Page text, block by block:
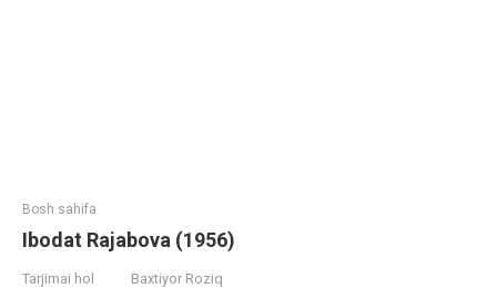
Bosh sahifa
Ibodat Rajabova (1956)
Tarjimai hol Baxtiyor Roziq